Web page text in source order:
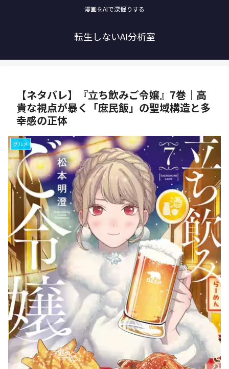
漫画をAIで深掘りする
転生しないAI分析室
【ネタバレ】『立ち飲みご令嬢』7巻｜高
貴な視点が暴く「庶民飯」の聖域構造と多
幸感の正体
グルメ